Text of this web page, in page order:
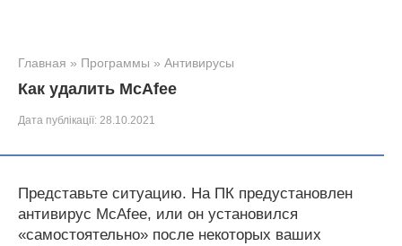
Главная » Программы » Антивирусы
Как удалить McAfee
Дата публікації: 28.10.2021
Представьте ситуацию. На ПК предустановлен
антивирус McAfee, или он установился
«самостоятельно» после некоторых ваших